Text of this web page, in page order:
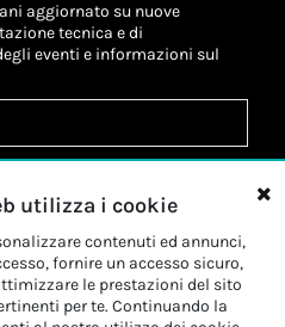
aggiornato su nuove
tecnica e di
eventi e informazioni sul
altrattamento dei miei dati
al trattamento dei miei dati
*
utilizza i cookie
contenuti ed annunci,
fornire un accesso sicuro,
le prestazioni del sito
per te. Continuando la